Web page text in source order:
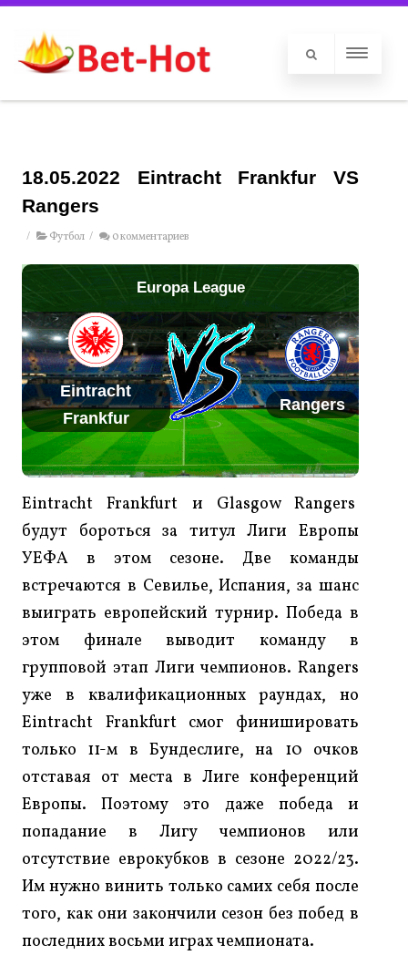
18.05.2022 Eintracht Frankfur VS
Rangers
/ Футбол / 0 комментариев
Europa League
Eintracht
Frankfur
Rangers
Eintracht Frankfurt и Glasgow Rangers
будут бороться за титул Лиги Европы
УЕФА в этом сезоне. Две команды
встречаются в Севилье, Испания, за шанс
выиграть европейский турнир. Победа в
этом финале выводит команду в
групповой этап Лиги чемпионов. Rangers
уже в квалификационных раундах, но
Eintracht Frankfurt смог финишировать
только 11-м в Бундеслиге, на 10 очков
отставая от места в Лиге конференций
Европы. Поэтому это даже победа и
попадание в Лигу чемпионов или
отсутствие еврокубков в сезоне 2022/23.
Им нужно винить только самих себя после
того, как они закончили сезон без побед в
последних восьми играх чемпионата.